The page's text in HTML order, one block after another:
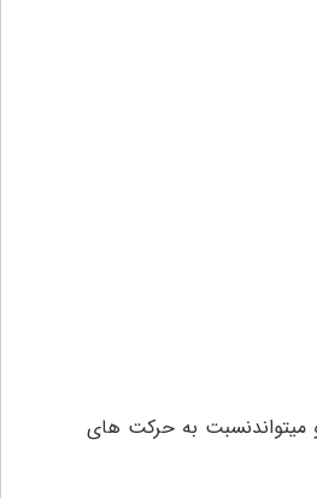
و میتواندنسبت به حرکت های